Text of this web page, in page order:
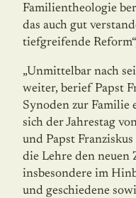
Familientheologie
das auch gut
tiefgreifende
„Unmittelbar nach
weiter, berief Papst
Synoden zur Familie
sich der Jahrestag
und Papst
die Lehre den neuen
insbesondere im
und geschiedene